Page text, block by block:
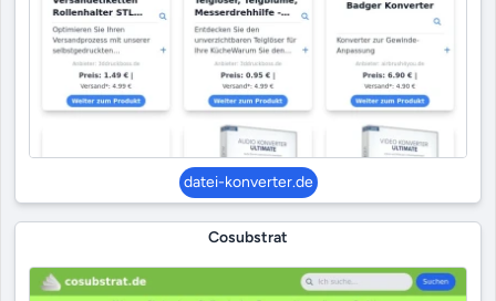
datei-konverter.de
Cosubstrat